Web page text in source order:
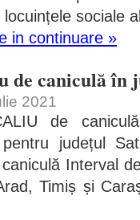
sociale
in continuare »
de caniculă în
2021
de
județul
Interval
Timiș și